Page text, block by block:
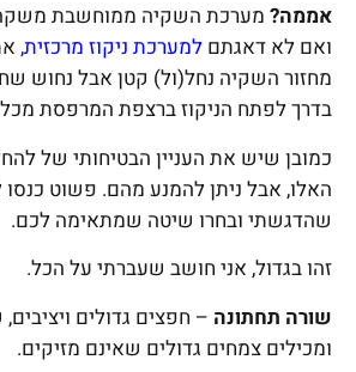
אממה?מערכת השקיה ממוחשבת משקה
ואם לא דאגתםלמערכת ניקוז מרכזית,אתם
מחזור השקיה נחל(ול) קטן אבל נחוש
בדרך לפתח הניקוז ברצפת המרפסת מכל
כמובן שיש את העניין הבטיחותי של
האלו, אבל ניתן להמנע מהם. פשוט כנסו
שהדגשתי ובחרו שיטה שמתאימה לכם.
זהו בגדול, אני חושב שעברתי על הכל.
שורה תחתונה– חפצים גדולים ויציבים,
ומכילים צמחים גדולים שאינם מזיקים.